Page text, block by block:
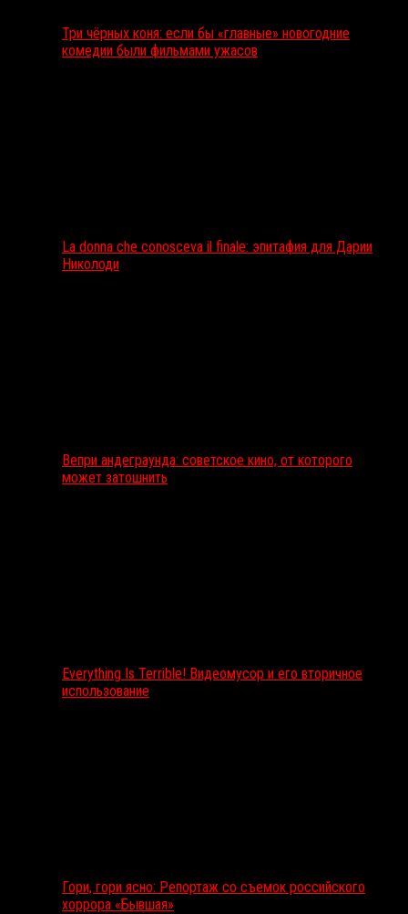
Три чёрных коня: если бы «главные» новогодние
комедии были фильмами ужасов
La donna che conosceva il finale: эпитафия для Дарии
Николоди
Вепри андеграунда: советское кино, от которого
может затошнить
Everything Is Terrible! Видеомусор и его вторичное
использование
Гори, гори ясно: Репортаж со съемок российского
хоррора «Бывшая»